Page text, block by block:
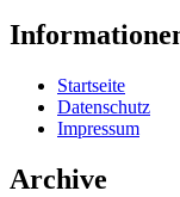
Startseite
Datenschutz
Impressum
Archive